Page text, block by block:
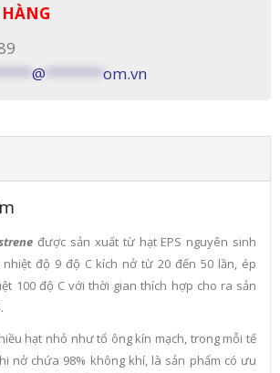
@ om.vn
được sản xuất từ hạt EPS nguyên sinh
độ 9 độ C kích nở từ 20 đến 50 lần, ép
100 độ C với thời gian thích hợp cho ra sản
hạt nhỏ như tổ ông kín mạch, trong mỗi tế
nở chứa 98% không khí, là sản phẩm có ưu